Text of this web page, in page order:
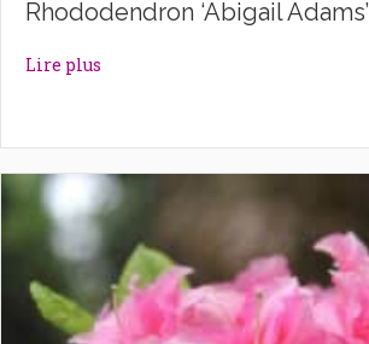
Rhododendron ‘Abigail Adams’
Lire plus